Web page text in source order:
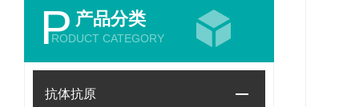
P 产品分类
RODUCT CATEGORY
抗体抗原